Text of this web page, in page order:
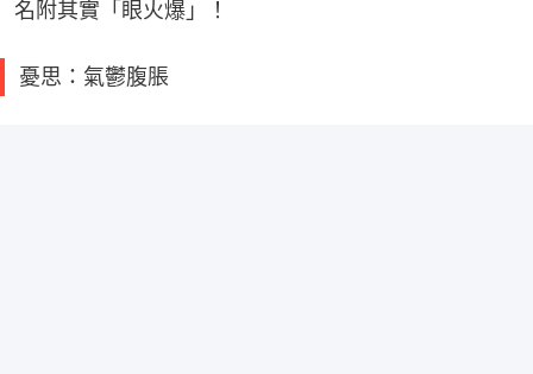
名附其實「眼火爆」！
憂思：氣鬱腹脹